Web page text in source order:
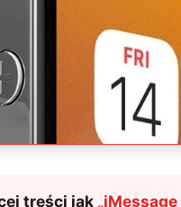
treści jak „